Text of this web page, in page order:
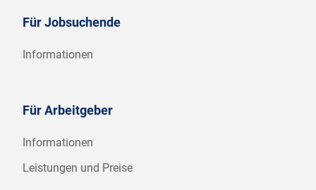
Für Jobsuchende
Informationen
Für Arbeitgeber
Informationen
Leistungen und Preise